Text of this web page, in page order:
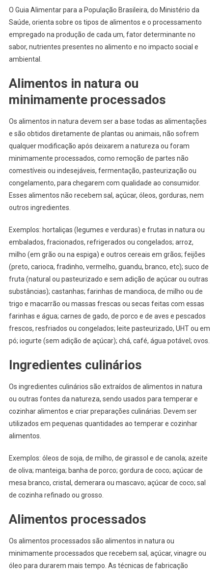
O Guia Alimentar para a População Brasileira, do Ministério da
Saúde, orienta sobre os tipos de alimentos e o processamento
empregado na produção de cada um, fator determinante no
sabor, nutrientes presentes no alimento e no impacto social e
ambiental.
Alimentos in natura ou
minimamente processados
Os alimentos in natura devem ser a base todas as alimentações
e são obtidos diretamente de plantas ou animais, não sofrem
qualquer modificação após deixarem a natureza ou foram
minimamente processados, como remoção de partes não
comestíveis ou indesejáveis, fermentação, pasteurização ou
congelamento, para chegarem com qualidade ao consumidor.
Esses alimentos não recebem sal, açúcar, óleos, gorduras, nem
outros ingredientes.
Exemplos: hortaliças (legumes e verduras) e frutas in natura ou
embalados, fracionados, refrigerados ou congelados; arroz,
milho (em grão ou na espiga) e outros cereais em grãos; feijões
(preto, carioca, fradinho, vermelho, guandu, branco, etc); suco de
fruta (natural ou pasteurizado e sem adição de açúcar ou outras
substâncias); castanhas; farinhas de mandioca, de milho ou de
trigo e macarrão ou massas frescas ou secas feitas com essas
farinhas e água; carnes de gado, de porco e de aves e pescados
frescos, resfriados ou congelados; leite pasteurizado, UHT ou em
pó; iogurte (sem adição de açúcar); chá, café, água potável; ovos.
Ingredientes culinários
Os ingredientes culinários são extraídos de alimentos in natura
ou outras fontes da natureza, sendo usados para temperar e
cozinhar alimentos e criar preparações culinárias. Devem ser
utilizados em pequenas quantidades ao temperar e cozinhar
alimentos.
Exemplos: óleos de soja, de milho, de girassol e de canola; azeite
de oliva; manteiga; banha de porco; gordura de coco; açúcar de
mesa branco, cristal, demerara ou mascavo; açúcar de coco; sal
de cozinha refinado ou grosso.
Alimentos processados
Os alimentos processados são alimentos in natura ou
minimamente processados que recebem sal, açúcar, vinagre ou
óleo para durarem mais tempo. As técnicas de fabricação